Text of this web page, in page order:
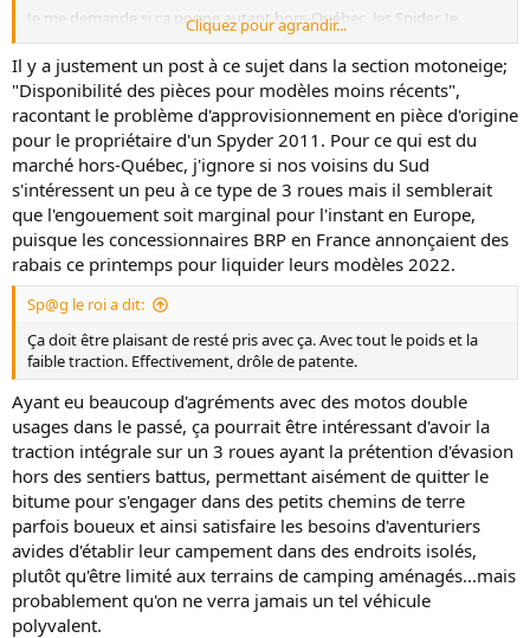
Je me demande si ça pogne autant hors-Québec, les Spider. Je
trouve que c'est une drôle de bébitte, moins agréable qu'une moto,
moins confortable et pratique qu'une petite décapotable, et je
doute de la réparabilité à long terme avec BRP qui est vite à
discontinuer les pièces.
Cliquez pour agrandir...
Il y a justement un post à ce sujet dans la section motoneige;
"Disponibilité des pièces pour modèles moins récents",
racontant le problème d'approvisionnement en pièce d'origine
pour le propriétaire d'un Spyder 2011. Pour ce qui est du
marché hors-Québec, j'ignore si nos voisins du Sud
s'intéressent un peu à ce type de 3 roues mais il semblerait
que l'engouement soit marginal pour l'instant en Europe,
puisque les concessionnaires BRP en France annonçaient des
rabais ce printemps pour liquider leurs modèles 2022.
Sp@g le roi a dit:
Ça doit être plaisant de resté pris avec ça. Avec tout le poids et la
faible traction. Effectivement, drôle de patente.
Ayant eu beaucoup d'agréments avec des motos double
usages dans le passé, ça pourrait être intéressant d'avoir la
traction intégrale sur un 3 roues ayant la prétention d'évasion
hors des sentiers battus, permettant aisément de quitter le
bitume pour s'engager dans des petits chemins de terre
parfois boueux et ainsi satisfaire les besoins d'aventuriers
avides d'établir leur campement dans des endroits isolés,
plutôt qu'être limité aux terrains de camping aménagés...mais
probablement qu'on ne verra jamais un tel véhicule
polyvalent.